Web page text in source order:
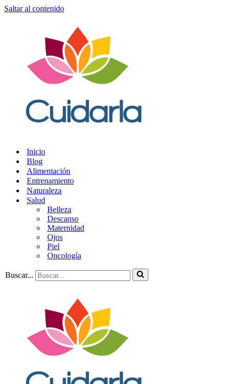
Saltar al contenido
Inicio
Blog
Alimentación
Entrenamiento
Naturaleza
Salud
Belleza
Descanso
Maternidad
Ojos
Piel
Oncología
Buscar...